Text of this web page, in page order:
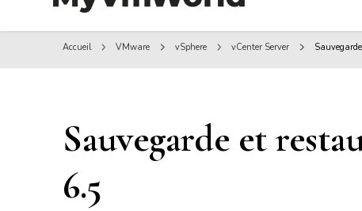
MyVMworld
Accueil VMware vSphere vCenter Server
Sauvegarde et
6.5